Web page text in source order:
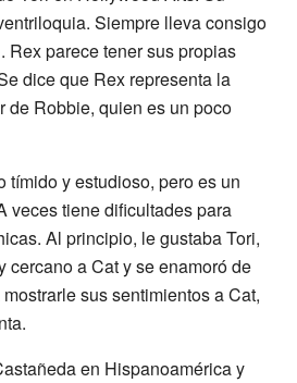
Siempre lleva consigo
Rex parece tener sus propias
dice que Rex representa la
de Robbie, quien es un poco
tímido y estudioso, pero es un
veces tiene dificultades para
Al principio, le gustaba Tori,
cercano a Cat y se enamoró de
sus sentimientos a Cat,
en Hispanoamérica y